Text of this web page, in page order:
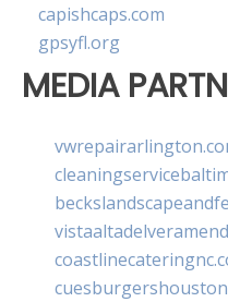
capishcaps.com
gpsyfl.org
MEDIA